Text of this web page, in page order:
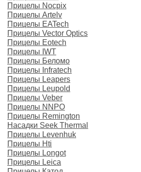
Прицелы Nocpix
Прицелы Artelv
Прицелы EATech
Прицелы Vector Optics
Прицелы Eotech
Прицелы IWT
Прицелы Беломо
Прицелы Infratech
Прицелы Leapers
Прицелы Leupold
Прицелы Veber
Прицелы NNPO
Прицелы Remington
Насадки Seek Thermal
Прицелы Levenhuk
Прицелы Hti
Прицелы Longot
Прицелы Leica